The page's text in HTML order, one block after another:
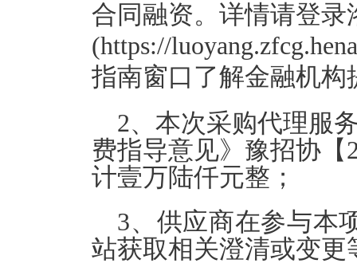
合同融资。详情请登录
(https://
指南窗口了解金融机
2、本次采购代理服
费指导意见》豫招协【
计壹万陆仟元整；
3、供应商在参与本
站获取相关澄清或变更